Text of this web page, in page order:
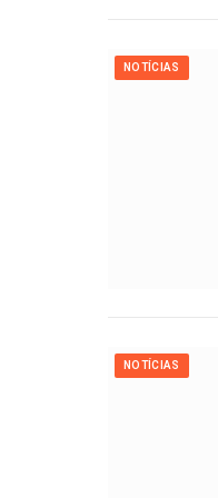
NOTÍCIAS
NOTÍCIAS